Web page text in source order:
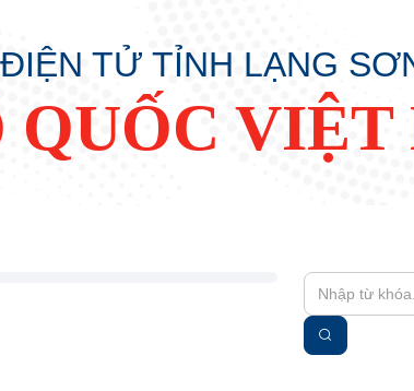
TỬ TỈNH LẠNG
VIỆT